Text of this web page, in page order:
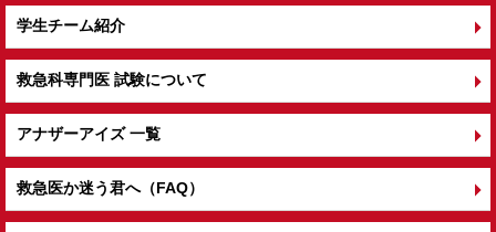
学生チーム紹介
救急科専門医 試験について
アナザーアイズ 一覧
救急医か迷う君へ（FAQ）